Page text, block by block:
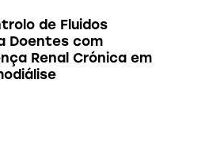
de Fluidos
Doentes com
Renal Crónica em